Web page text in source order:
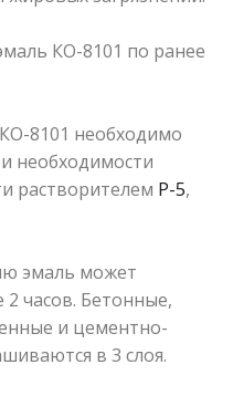
КО-8101 по ранее
8101 необходимо
необходимости
растворителем Р-5,
эмаль может
2 часов. Бетонные,
и цементно-
в 3 слоя.